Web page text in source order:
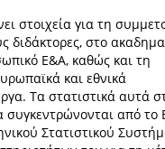
στοιχεία για τη
διδάκτορες, στο
Ε&Α, καθώς και τη
και εθνικά
Τα στατιστικά αυτά
συγκεντρώνονται από το
Στατιστικού